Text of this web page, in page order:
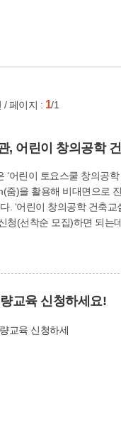
/ 페이지 : 1/1
, 어린이 창의공학
학 건축교실’을 운영한다. ‘어린이 창의공학 건축교실’은 11월 6일~27일까
줌)을 활용해 비대면으로
library)에서
교육 신청하세요!